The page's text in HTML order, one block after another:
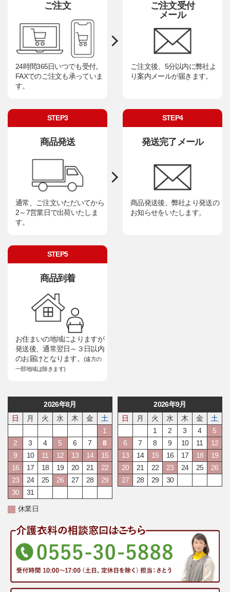
ご注文
24時間365日いつでも受付。
FAXでのご注文も承っていま
す。
ご注文受付
メール
ご注文後、5分以内に弊社よ
り案内メールが届きます。
STEP3
商品発送
通常、ご注文いただいてから
2～7営業日で出荷いたしま
す。
STEP4
発送完了メール
商品発送後、弊社より発送の
お知らせをいたします。
STEP5
商品到着
お住まいの地域によりますが
発送後、通常翌日～３日以内
のお届けとなります。
(遠方の
一部地域は除きます)
2026年8月
日
月 火 水 木 金
土
1
2
3 4 5 6 7
8
9
10 11 12 13 14
15
16
17 18 19 20 21
22
23
24 25 26 27 28
29
30
31
2026年9月
日
月 火 水 木 金
土
1
2 3 4
5
6
7 8 9 10 11
12
13
14 15 16 17 18
19
20
21 22 23 24 25
26
27
28 29 30
休業日